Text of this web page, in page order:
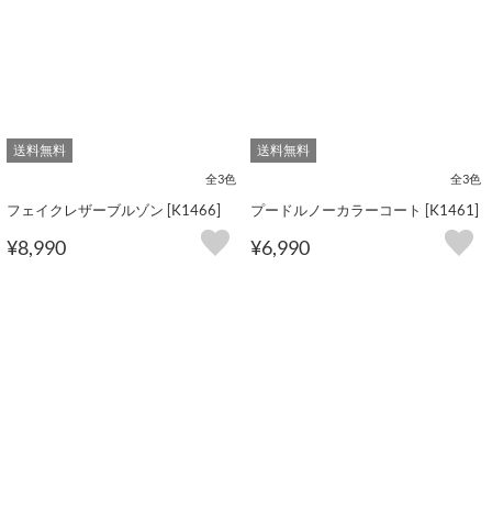
送料無料
全3色
フェイクレザーブルゾン [K1466]
¥8,990
送料無料
全3色
プードルノーカラーコート [K1461]
¥6,990